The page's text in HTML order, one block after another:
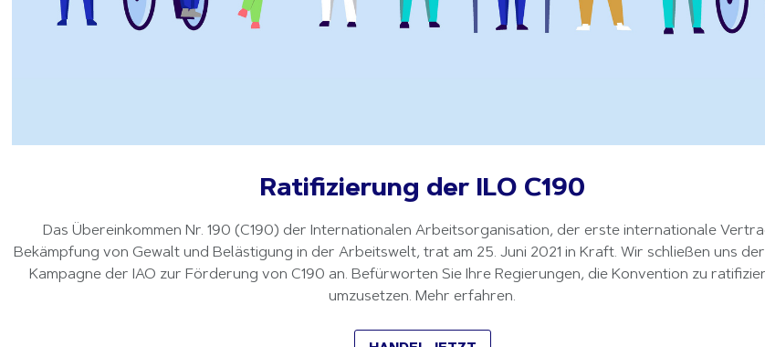
Ratifizierung der ILO C190
Das Übereinkommen Nr. 190 (C190) der Internationalen Arbeitsorganisation, der erste internationale
Bekämpfung von Gewalt und Belästigung in der Arbeitswelt, trat am 25. Juni 2021 in Kraft. Wir schließen uns
Kampagne der IAO zur Förderung von C190 an. Befürworten Sie Ihre Regierungen, die Konvention zu
umzusetzen. Mehr erfahren.